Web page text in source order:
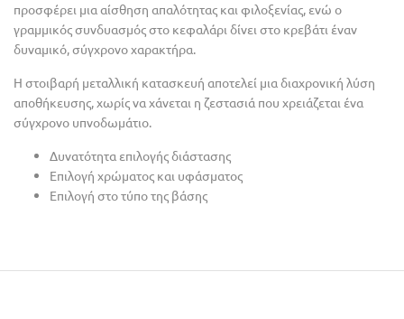
προσφέρει μια αίσθηση απαλότητας και φιλοξενίας, ενώ ο
γραμμικός συνδυασμός στο κεφαλάρι δίνει στο κρεβάτι έναν
δυναμικό, σύγχρονο χαρακτήρα.
Η στοιβαρή μεταλλική κατασκευή αποτελεί μια διαχρονική λύση
αποθήκευσης, χωρίς να χάνεται η ζεστασιά που χρειάζεται ένα
σύγχρονο υπνοδωμάτιο.
Δυνατότητα επιλογής διάστασης
Επιλογή χρώματος και υφάσματος
Επιλογή στο τύπο της βάσης